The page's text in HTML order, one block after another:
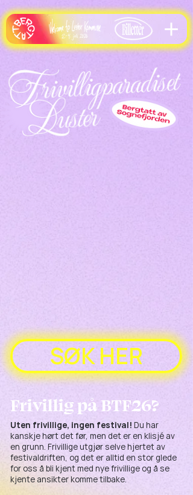
SØK HER
Frivillig på BTF26?
Uten frivillige, ingen festival! Du har
kanskje hørt det før, men det er en klisjé av
en grunn. Frivillige utgjør selve hjertet av
festivaldriften, og det er alltid en stor glede
for oss å bli kjent med nye frivillige og å se
kjente ansikter komme tilbake.